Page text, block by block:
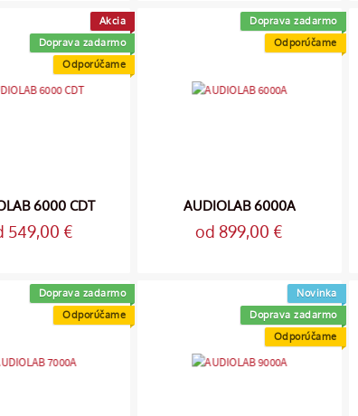
Akcia
Doprava zadarmo
Odporúčame
6000 CDT
549,00 €
Doprava zadarmo
Odporúčame
AUDIOLAB 6000A
od 899,00 €
Doprava zadarmo
Odporúčame
Novinka
Doprava zadarmo
Odporúčame